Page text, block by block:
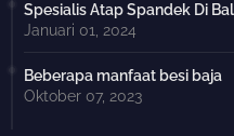
Spesialis Atap Spandek Di
Januari 01, 2024
Beberapa manfaat besi baja
Oktober 07, 2023